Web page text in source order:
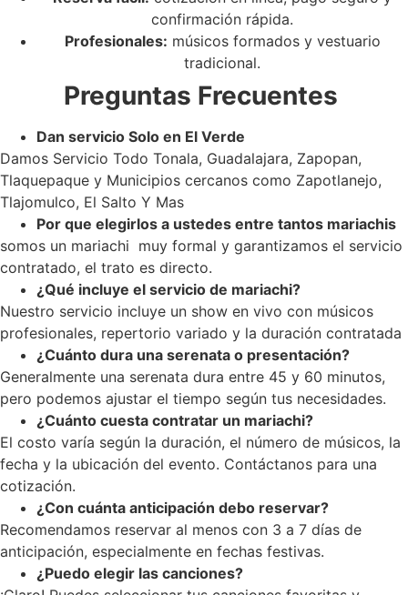
confirmación rápida.
Profesionales: músicos formados y vestuario
tradicional.
Preguntas Frecuentes
Dan servicio Solo en El Verde
Damos Servicio Todo Tonala, Guadalajara, Zapopan,
Tlaquepaque y Municipios cercanos como Zapotlanejo,
Tlajomulco, El Salto Y Mas
Por que elegirlos a ustedes entre tantos mariachis
somos un mariachi muy formal y garantizamos el servicio
contratado, el trato es directo.
¿Qué incluye el servicio de mariachi?
Nuestro servicio incluye un show en vivo con músicos
profesionales, repertorio variado y la duración contratada
¿Cuánto dura una serenata o presentación?
Generalmente una serenata dura entre 45 y 60 minutos,
pero podemos ajustar el tiempo según tus necesidades.
¿Cuánto cuesta contratar un mariachi?
El costo varía según la duración, el número de músicos, la
fecha y la ubicación del evento. Contáctanos para una
cotización.
¿Con cuánta anticipación debo reservar?
Recomendamos reservar al menos con 3 a 7 días de
anticipación, especialmente en fechas festivas.
¿Puedo elegir las canciones?